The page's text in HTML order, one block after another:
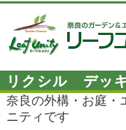
リクシル デッ
奈良の外構・お庭・
ニティです